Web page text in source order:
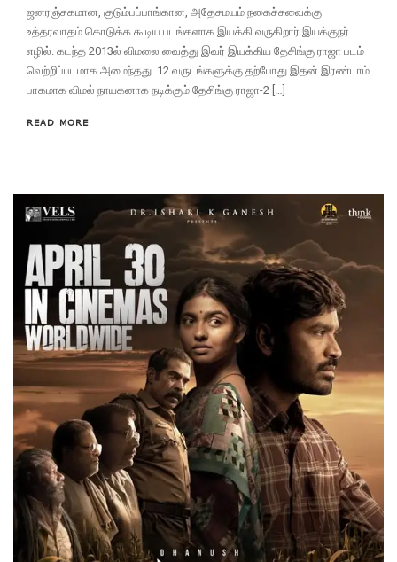
ஜனரஞ்சகமான, குடும்பப்பாங்கான, அதேசமயம் நகைச்சுவைக்கு
உத்தரவாதம் கொடுக்க கூடிய படங்களாக இயக்கி வருகிறார் இயக்குநர்
எழில். கடந்த 2013ல் விமலை வைத்து இவர் இயக்கிய தேசிங்கு ராஜா படம்
வெற்றிப்படமாக அமைந்தது. 12 வருடங்களுக்கு தற்போது இதன் இரண்டாம்
பாகமாக விமல் நாயகனாக நடிக்கும் தேசிங்கு ராஜா-2 […]
READ MORE